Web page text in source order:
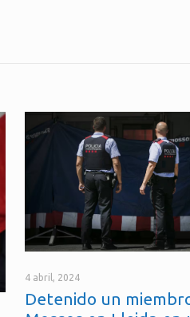
4 abril, 2024
Detenido un